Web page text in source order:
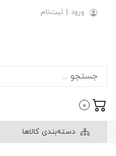
ورود | ثبت‌نام
0
دسته‌بندی کالاها